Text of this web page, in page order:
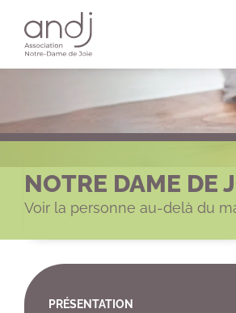
NOTRE DAME DE
Voir la personne au-delà du
PRÉSENTATION